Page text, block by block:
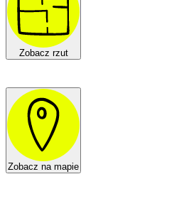
Zobacz rzut
Zobacz na mapie